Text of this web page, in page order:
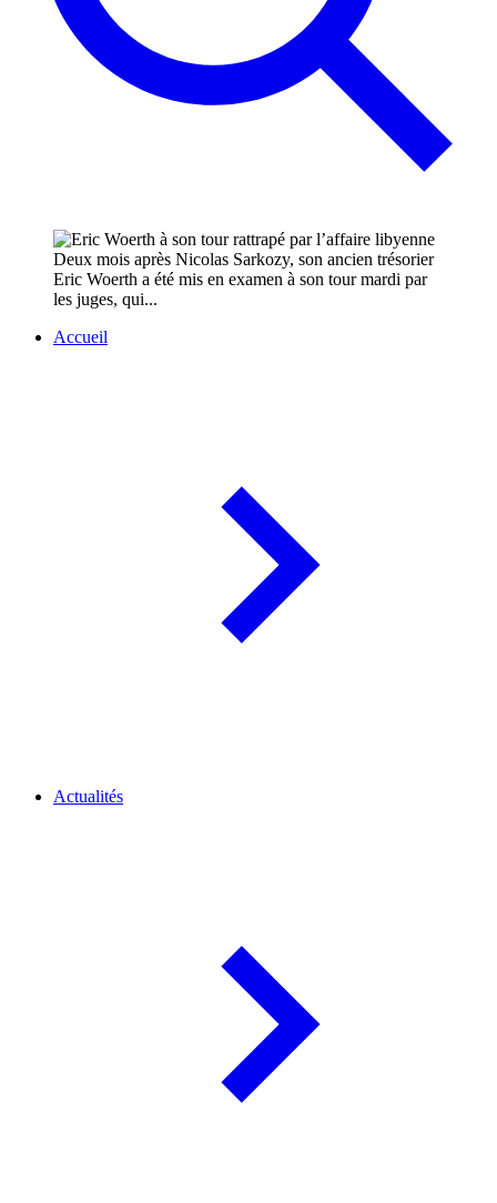
Deux mois après Nicolas Sarkozy, son ancien trésorier
Eric Woerth a été mis en examen à son tour mardi par
les juges, qui...
Accueil
Actualités